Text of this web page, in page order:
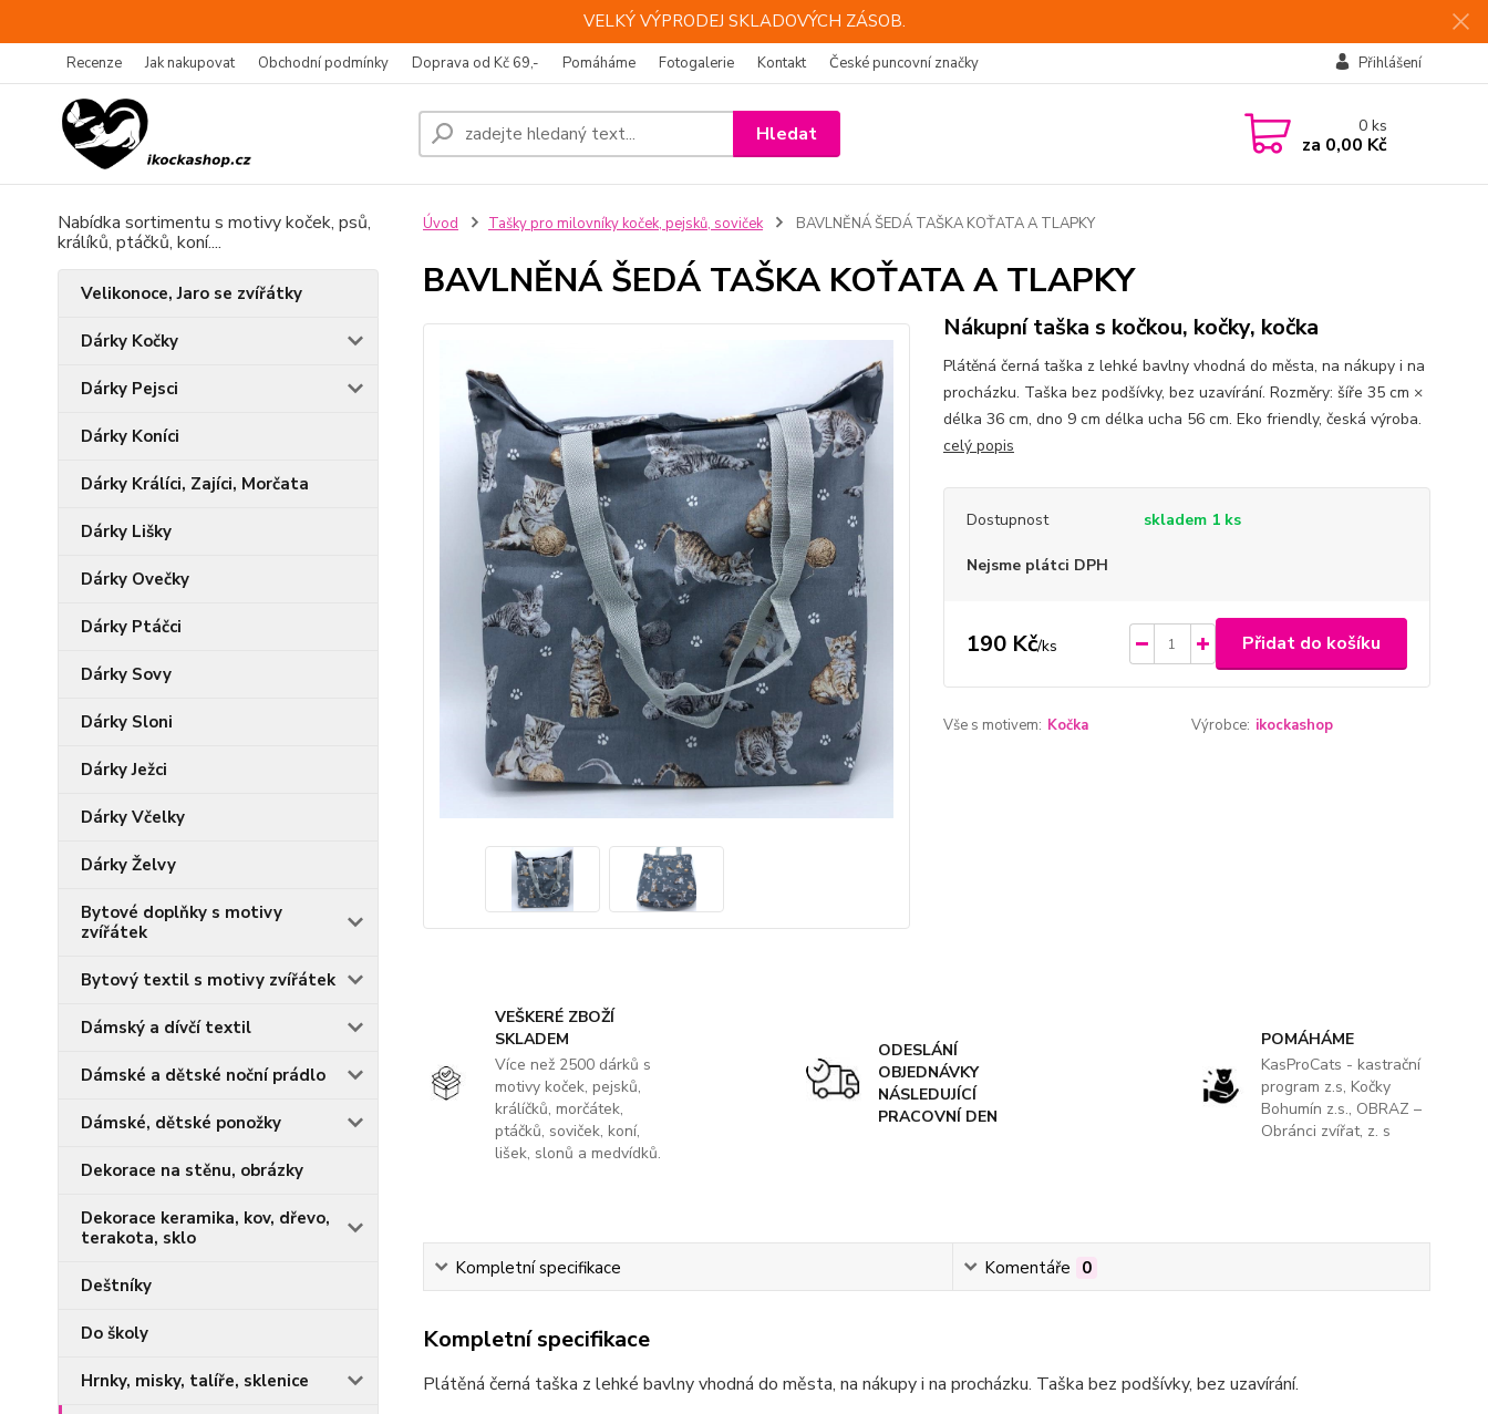
VELKÝ VÝPRODEJ SKLADOVÝCH ZÁSOB.
Recenze Jak nakupovat Obchodní podmínky Doprava od Kč 69,- Pomáháme Fotogalerie Kontakt České puncovní značky Přihlášení
Hledat 0ks
za 0,00 Kč
Nabídka sortimentu s motivy koček, psů,
králíků, ptáčků, koní....
Velikonoce, Jaro se zvířátky
Dárky Kočky
Dárky Pejsci
Dárky Koníci
Dárky Králíci, Zajíci, Morčata
Dárky Lišky
Dárky Ovečky
Dárky Ptáčci
Dárky Sovy
Dárky Sloni
Dárky Ježci
Dárky Včelky
Dárky Želvy
Bytové doplňky s motivy
zvířátek
Bytový textil s motivy zvířátek
Dámský a dívčí textil
Dámské a dětské noční prádlo
Dámské, dětské ponožky
Dekorace na stěnu, obrázky
Dekorace keramika, kov, dřevo,
terakota, sklo
Deštníky
Do školy
Hrnky, misky, talíře, sklenice
Úvod Tašky pro milovníky koček, pejsků, soviček BAVLNĚNÁ ŠEDÁ TAŠKA KOŤATA A TLAPKY
BAVLNĚNÁ ŠEDÁ TAŠKA KOŤATA A TLAPKY
Nákupní taška s kočkou, kočky, kočka
Plátěná černá taška z lehké bavlny vhodná do města, na nákupy i na
procházku. Taška bez podšívky, bez uzavírání. Rozměry: šíře 35 cm ×
délka 36 cm, dno 9 cm délka ucha 56 cm. Eko friendly, česká výroba.
celý popis
Dostupnost skladem 1 ks
Nejsme plátci DPH
190 Kč/ks Přidat do košíku
Vše s motivem: Kočka Výrobce: ikockashop
VEŠKERÉ ZBOŽÍ
SKLADEM
Více než 2500 dárků s
motivy koček, pejsků,
králíčků, morčátek,
ptáčků, soviček, koní,
lišek, slonů a medvídků.
ODESLÁNÍ
OBJEDNÁVKY
NÁSLEDUJÍCÍ
PRACOVNÍ DEN
POMÁHÁME
KasProCats - kastrační
program z.s, Kočky
Bohumín z.s., OBRAZ –
Obránci zvířat, z. s
Kompletní specifikace Komentáře 0
Kompletní specifikace
Plátěná černá taška z lehké bavlny vhodná do města, na nákupy i na procházku. Taška bez podšívky, bez uzavírání.